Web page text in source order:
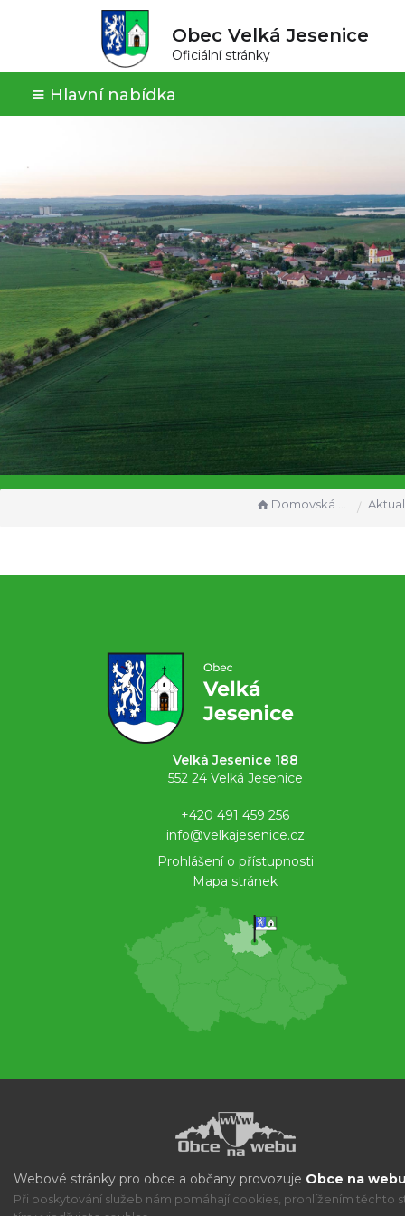
Obec Velká Jesenice
Oficiální stránky
Hlavní nabídka
Domovská stránka
Velká Jesenice 188
552 24 Velká Jesenice
+420 491 459 256
info@velkajesenice.cz
Prohlášení o přístupnosti
Mapa stránek
Webové stránky pro obce a občany provozuje Obce na
Při poskytování služeb nám pomáhají cookies, prohlížením těchto